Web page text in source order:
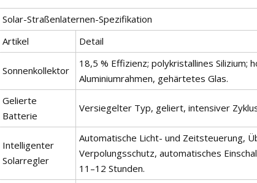
Solar-Straßenlaternen-Spezifikation
Artikel
Detail
Sonnenkollektor
18,5 % Effizienz; polykristallines Silizium;
Aluminiumrahmen, gehärtetes Glas.
Gelierte
Batterie
Versiegelter Typ, geliert, intensiver
Intelligenter
Solarregler
Automatische Licht- und Zeitsteuerung,
Verpolungsschutz, automatisches
11–12 Stunden.